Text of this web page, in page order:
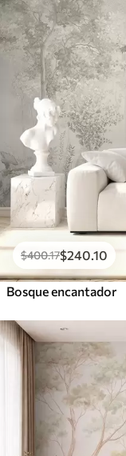
$400.17$240 .10
Bosque encantador